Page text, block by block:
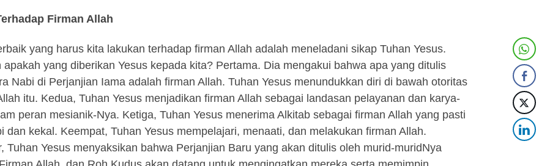
Firman Allah
yang harus kita lakukan terhadap firman Allah adalah meneladani sikap Tuhan Yesus.
apakah yang diberikan Yesus kepada kita? Pertama. Dia mengakui bahwa apa yang ditulis
Nabi di Perjanjian Iama adalah firman Allah. Tuhan Yesus menundukkan diri di bawah otoritas
itu. Kedua, Tuhan Yesus menjadikan firman Allah sebagai landasan pelayanan dan karya-
peran mesianik-Nya. Ketiga, Tuhan Yesus menerima Alkitab sebagai firman Allah yang pasti
dan kekal. Keempat, Tuhan Yesus mempelajari, menaati, dan melakukan firman Allah.
Tuhan Yesus menyaksikan bahwa Perjanjian Baru yang akan ditulis oleh murid-muridNya